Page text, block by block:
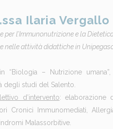
Ilaria Vergallo
per l’Immunonutrizione e la
nelle attività didattiche in
in “Biologia – Nutrizione
degli studi del Salento.
d’intervento: elaborazione
Cronici Immunomediati,
Malassorbitive.